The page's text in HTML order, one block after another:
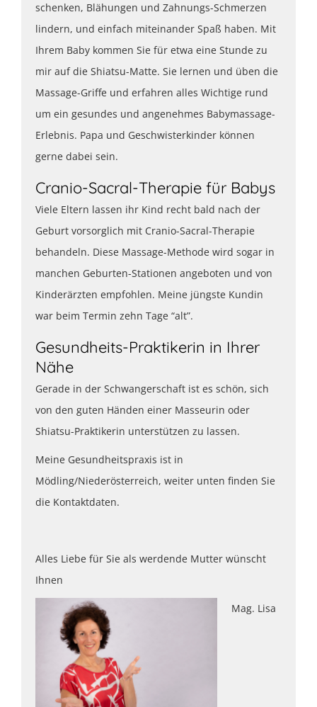
schenken, Blähungen und Zahnungs-Schmerzen
lindern, und einfach miteinander Spaß haben. Mit
Ihrem Baby kommen Sie für etwa eine Stunde zu
mir auf die Shiatsu-Matte. Sie lernen und üben die
Massage-Griffe und erfahren alles Wichtige rund
um ein gesundes und angenehmes Babymassage-
Erlebnis. Papa und Geschwisterkinder können
gerne dabei sein.
Cranio-Sacral-Therapie für Babys
Viele Eltern lassen ihr Kind recht bald nach der
Geburt vorsorglich mit Cranio-Sacral-Therapie
behandeln. Diese Massage-Methode wird sogar in
manchen Geburten-Stationen angeboten und von
Kinderärzten empfohlen. Meine jüngste Kundin
war beim Termin zehn Tage “alt”.
Gesundheits-Praktikerin in Ihrer
Nähe
Gerade in der Schwangerschaft ist es schön, sich
von den guten Händen einer Masseurin oder
Shiatsu-Praktikerin unterstützen zu lassen.
Meine Gesundheitspraxis ist in
Mödling/Niederösterreich, weiter unten finden Sie
die Kontaktdaten.
Alles Liebe für Sie als werdende Mutter wünscht
Ihnen
Mag. Lisa